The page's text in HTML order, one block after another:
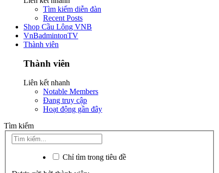
Tìm kiếm diễn đàn
Recent Posts
Shop Cầu Lông VNB
VnBadmintonTV
Thành viên
Thành viên
Liên kết nhanh
Notable Members
Đang truy cập
Hoạt động gần đây
Tìm kiếm
Chỉ tìm trong tiêu đề